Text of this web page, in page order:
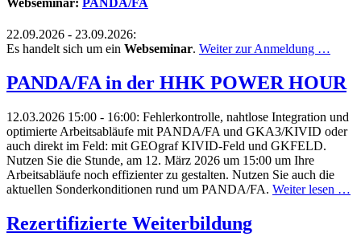
22.09.2026 - 23.09.2026:
Es handelt sich um ein Webseminar. Weiter zur Anmeldung …
PANDA/FA in der HHK POWER HOUR
12.03.2026 15:00 - 16:00: Fehlerkontrolle, nahtlose Integration und
optimierte Arbeitsabläufe mit PANDA/FA und GKA3/KIVID oder
auch direkt im Feld: mit GEOgraf KIVID-Feld und GKFELD.
Nutzen Sie die Stunde, am 12. März 2026 um 15:00 um Ihre
Arbeitsabläufe noch effizienter zu gestalten. Nutzen Sie auch die
aktuellen Sonderkonditionen rund um PANDA/FA. Weiter lesen …
Rezertifizierte Weiterbildung